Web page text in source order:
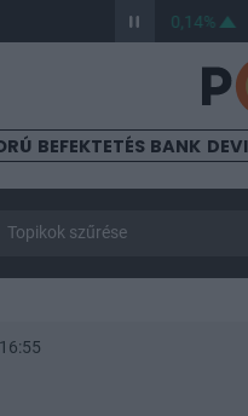
0,14%
BEFEKTETÉS BANK
Topikok szűrése